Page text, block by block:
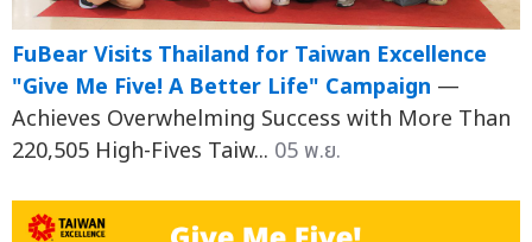
FuBear Visits Thailand for Taiwan Excellence
"Give Me Five! A Better Life" Campaign —
Achieves Overwhelming Success with More Than
220,505 High-Fives Taiw... 05 พ.ย.